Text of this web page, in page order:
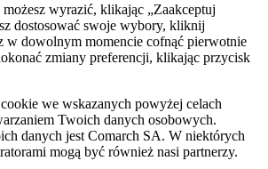
wyrazić, klikając „Zaakceptuj
dostosować swoje wybory, kliknij
w dowolnym momencie cofnąć pierwotnie
zmiany preferencji, klikając przycisk
we wskazanych powyżej celach
Twoich danych osobowych.
danych jest Comarch SA. W niektórych
mogą być również nasi partnerzy.